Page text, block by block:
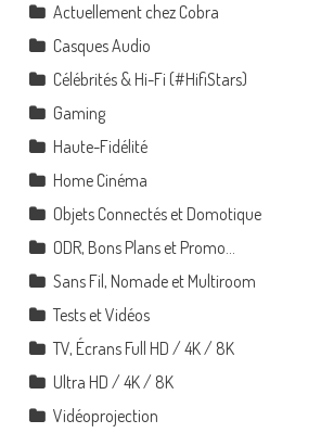
Actuellement chez Cobra
Casques Audio
Célébrités & Hi-Fi (#HifiStars)
Gaming
Haute-Fidélité
Home Cinéma
Objets Connectés et Domotique
ODR, Bons Plans et Promo…
Sans Fil, Nomade et Multiroom
Tests et Vidéos
TV, Écrans Full HD / 4K / 8K
Ultra HD / 4K / 8K
Vidéoprojection